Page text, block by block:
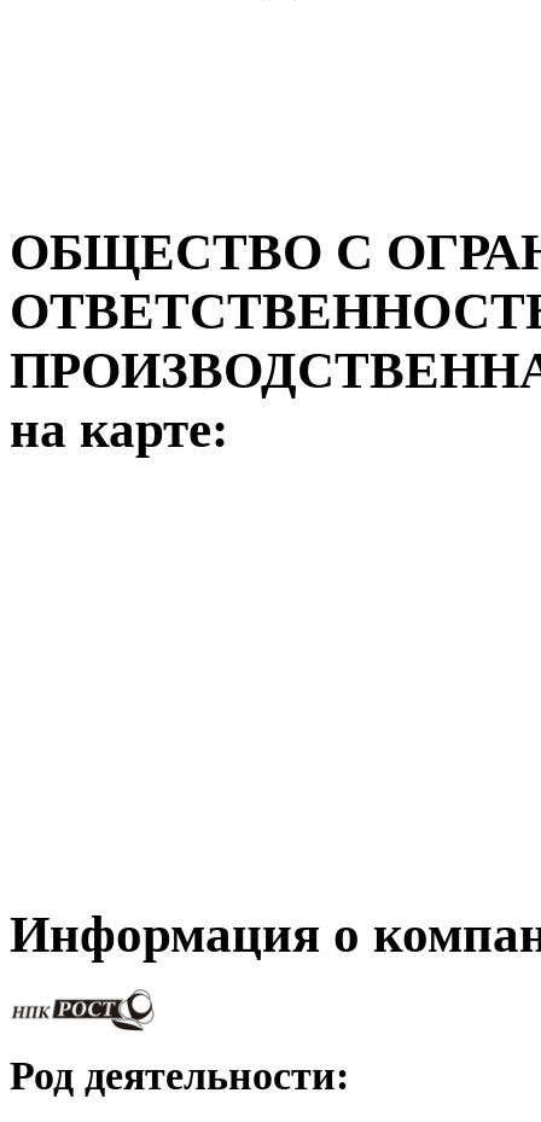
ОБЩЕСТВО С
на карте:
Информация о
Род деятельности: